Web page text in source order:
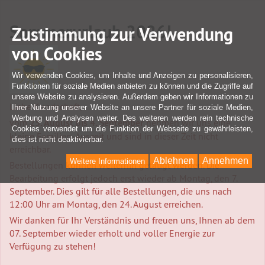
Sommerurlaub 2026!
Liebe Kundschaft,
vom25. August bis 4. Septembernehmen wir uns eine
kleine Familien-Auszeit und sind in dieser Zeit nicht
Bestellungen können weiterhin getätigt werden. Die
September. Dies gilt für alle Bestellungen, die uns nach
12:00 Uhr am Montag, den 24. August erreichen.
Wir danken für Ihr Verständnis und freuen uns, Ihnen ab dem
07. September wieder erholt und voller Energie zur
Verfügung zu stehen!
Zustimmung zur Verwendung
von Cookies
Wir verwenden Cookies, um Inhalte und Anzeigen zu personalisieren,
Funktionen für soziale Medien anbieten zu können und die Zugriffe auf
unsere Website zu analysieren. Außerdem geben wir Informationen zu
Ihrer Nutzung unserer Website an unsere Partner für soziale Medien,
Werbung und Analysen weiter. Des weiteren werden rein technische
Cookies verwendet um die Funktion der Webseite zu gewährleisten,
dies ist nicht deaktivierbar.
Annehmen
Ablehnen
Weitere Informationen